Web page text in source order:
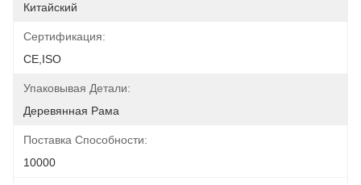
Китайский
Сертификация:
CE,ISO
Упаковывая Детали:
Деревянная Рама
Поставка Способности:
10000